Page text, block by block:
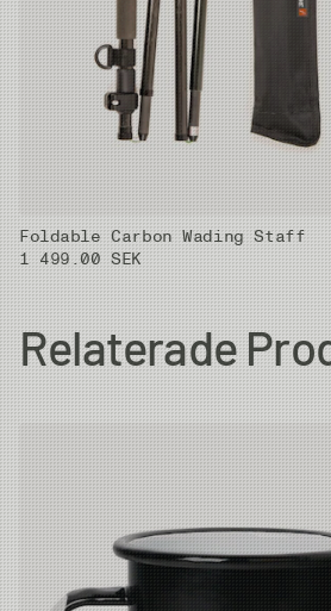
Foldable Carbon Wading Staff
1 499.00 SEK
Relaterade